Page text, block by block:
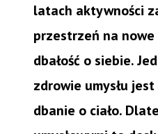
latach aktywności
przestrzeń na
dbałość o siebie.
zdrowie umysłu
dbanie o ciało.